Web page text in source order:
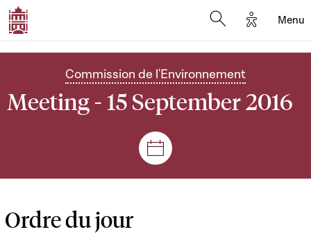
Options
Menu
Commission de l'Environnement
Meeting - 15 September 2016
Sessions and meetings
Ordre du jour